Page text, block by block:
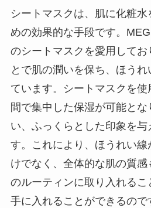
シートマスクは、肌に化粧
めの効果的な手段です。
のシートマスクを愛用してお
とで肌の潤いを保ち、ほう
ています。シートマスクを
間で集中した保湿が可能と
い、ふっくらとした印象を与
す。これにより、ほうれい
けでなく、全体的な肌の質感
のルーティンに取り入れるこ
手に入れることができるので